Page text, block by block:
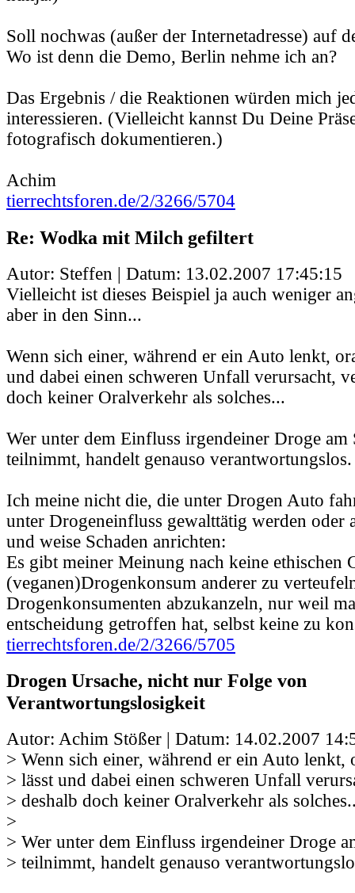
Soll nochwas (außer der Internetadresse) auf
Wo ist denn die Demo, Berlin nehme ich an?
Das Ergebnis / die Reaktionen würden mich
interessieren. (Vielleicht kannst Du Deine
fotografisch dokumentieren.)
Achim
tierrechtsforen.de/2/3266/5704
Re: Wodka mit Milch gefiltert
Autor: Steffen | Datum: 13.02.2007 17:45:15
Vielleicht ist dieses Beispiel ja auch weniger
aber in den Sinn...
Wenn sich einer, während er ein Auto lenkt,
und dabei einen schweren Unfall verursacht,
doch keiner Oralverkehr als solches...
Wer unter dem Einfluss irgendeiner Droge am
teilnimmt, handelt genauso verantwortungslos.
Ich meine nicht die, die unter Drogen Auto
unter Drogeneinfluss gewalttätig werden oder
und weise Schaden anrichten:
Es gibt meiner Meinung nach keine ethischen
(veganen)Drogenkonsum anderer zu
Drogenkonsumenten abzukanzeln, nur weil
entscheidung getroffen hat, selbst keine zu
tierrechtsforen.de/2/3266/5705
Drogen Ursache, nicht nur Folge von
Verantwortungslosigkeit
Autor: Achim Stößer | Datum: 14.02.2007
> Wenn sich einer, während er ein Auto lenkt,
> lässt und dabei einen schweren Unfall
> deshalb doch keiner Oralverkehr als
>
> Wer unter dem Einfluss irgendeiner Droge
> teilnimmt, handelt genauso